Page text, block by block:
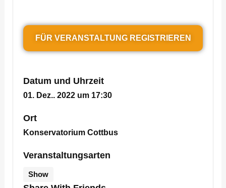
FÜR VERANSTALTUNG REGISTRIEREN
Datum und Uhrzeit
01. Dez.. 2022 um 17:30
Ort
Konservatorium Cottbus
Veranstaltungsarten
Show